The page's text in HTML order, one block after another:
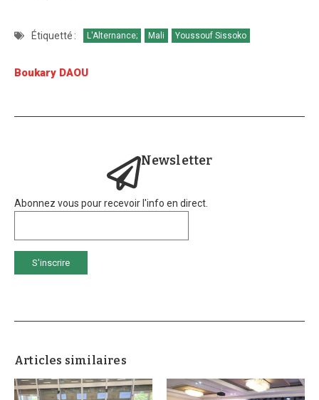
Étiquetté : L'Alternance; Mali Youssouf Sissoko
Boukary DAOU
Newsletter
Abonnez vous pour recevoir l'info en direct.
Articles similaires